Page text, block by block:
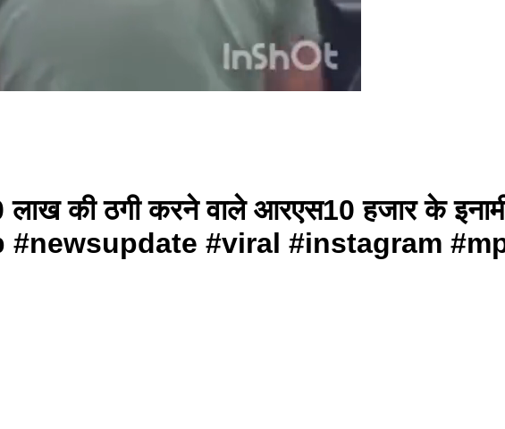
की ठगी करने वाले आरएस10 हजार के
#newsupdate #viral #instagram